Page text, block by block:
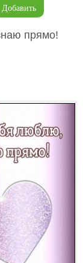
Добавить
прямо!